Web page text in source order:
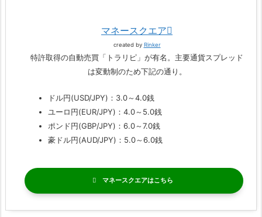
マネースクエア
created by Rinker
特許取得の自動売買「トラリピ」が有名。主要通貨スプレッド
は変動制のため下記の通り。
ドル円(USD/JPY)：3.0～4.0銭
ユーロ円(EUR/JPY)：4.0～5.0銭
ポンド円(GBP/JPY)：6.0～7.0銭
豪ドル円(AUD/JPY)：5.0～6.0銭
マネースクエア